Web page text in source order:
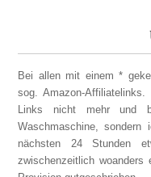
Bei allen mit einem *
sog. Amazon-
Links nicht mehr und
Waschmaschine,
nächsten 24 Stunden
zwischenzeitlich